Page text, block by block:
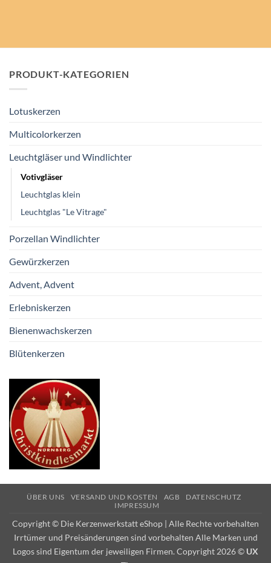
PRODUKT-KATEGORIEN
Lotuskerzen
Multicolorkerzen
Leuchtgläser und Windlichter
Votivgläser
Leuchtglas klein
Leuchtglas "Le Vitrage"
Porzellan Windlichter
Gewürzkerzen
Advent, Advent
Erlebniskerzen
Bienenwachskerzen
Blütenkerzen
ÜBER UNS VERSAND UND KOSTEN AGB
DATENSCHUTZ
IMPRESSUM
Copyright © Die Kerzenwerkstatt eShop | Alle Rechte vorbehalten
Irrtümer und Preisänderungen sind vorbehalten Alle Marken und
Logos sind Eigentum der jeweiligen Firmen. Copyright 2026 © UX